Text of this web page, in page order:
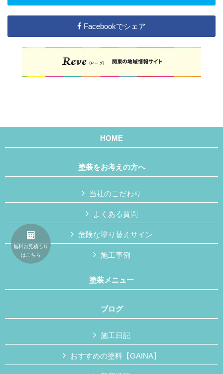
Facebookでシェア
HOME
塗装をお考えの方へ
当社のこだわり
よくある質問
危険な塗り替えサイン
施工事例
塗装メニュー
ブログ
施工日記
おすすめの塗料【GAINA】
無料お見積もり
はこちら